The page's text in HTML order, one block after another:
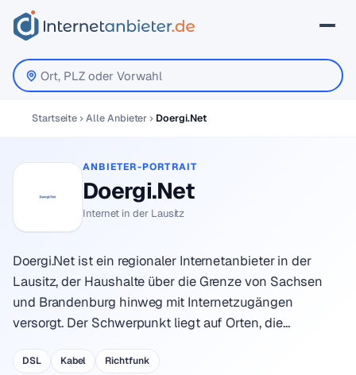
Startseite Alle Anbieter Doergi.Net
ANBIETER-PORTRAIT
Doergi.Net
Internet in der Lausitz
Doergi.Net ist ein regionaler Internetanbieter in der
Lausitz, der Haushalte über die Grenze von Sachsen
und Brandenburg hinweg mit Internetzugängen
versorgt. Der Schwerpunkt liegt auf Orten, die…
DSL Kabel Richtfunk